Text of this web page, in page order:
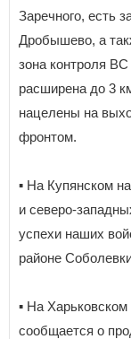
Заречного, есть
Дробышево, а
зона контроля
расширена до 3
нацелены на
фронтом.
▪️ На Купянском
и северо-
успехи наших
районе
▪️ На
сообщается о